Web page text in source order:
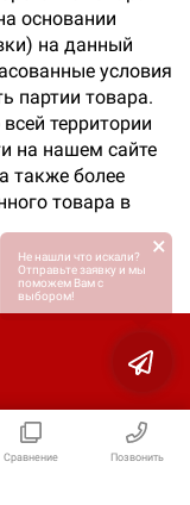
Сравнение Позвонить
основании
на данный
условия
партии товара.
территории
на нашем сайте
также более
товара в
Не нашли что искали?
Отправьте заявку и мы
поможем Вам с
выбором!
×